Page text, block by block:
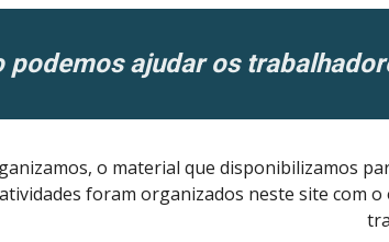
podemos ajudar os
o material que disponibilizamos
foram organizados neste site com